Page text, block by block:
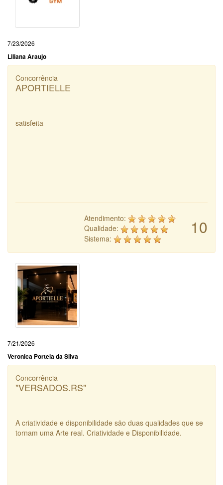
7/23/2026
Liliana Araujo
Concorrência
APORTIELLE
satisfeita
10
Atendimento:
Qualidade:
Sistema:
7/21/2026
Veronica Portela da Silva
Concorrência
"VERSADOS.RS"
A criatividade e disponibilidade são duas qualidades que se
tornam uma Arte real. Criatividade e Disponibilidade.